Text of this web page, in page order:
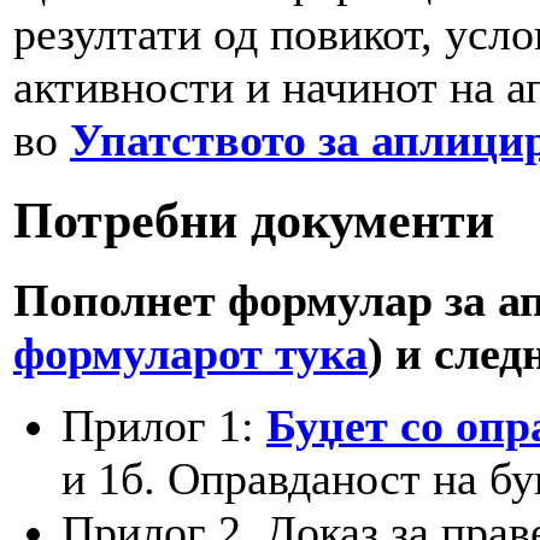
резултати од повикот,
активности и начинот на
во Упатството за
Потребни документи
Пополнет формулар за
формуларот тука) и
Прилог 1: Буџет со
и 1б. Оправданост на